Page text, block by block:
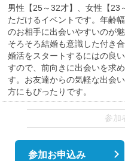
男性【25～32才】、女性【23
ただけるイベントです。年齢
のお相手に出会いやすいのが魅
そろそろ結婚も意識した付き
婚活をスタートするにはの良
すので、前向きに出会いを求
す。お友達からの気軽な出会
方にもぴったりです。
参加
参加お申込み